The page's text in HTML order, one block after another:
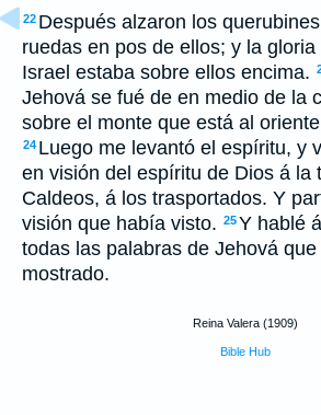
22 Después alzaron los
ruedas en pos de ellos; y la
Israel estaba sobre ellos encima.
Jehová se fué de en medio de la
sobre el monte que está al
24 Luego me levantó el espíritu, y
en visión del espíritu de Dios á la
Caldeos, á los trasportados. Y
visión que había visto. 25Y hablé
todas las palabras de Jehová
mostrado.
Reina Valera (1909)
Bible Hub